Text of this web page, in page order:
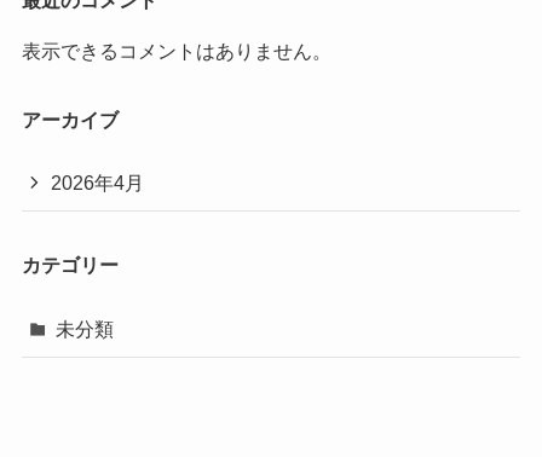
表示できるコメントはありません。
アーカイブ
2026年4月
カテゴリー
未分類